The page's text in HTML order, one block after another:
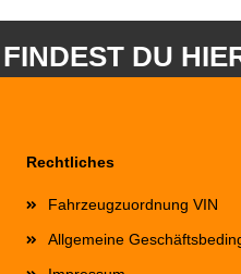
DU
Rechtliches
Fahrzeugzuordnung VIN
Allgemeine